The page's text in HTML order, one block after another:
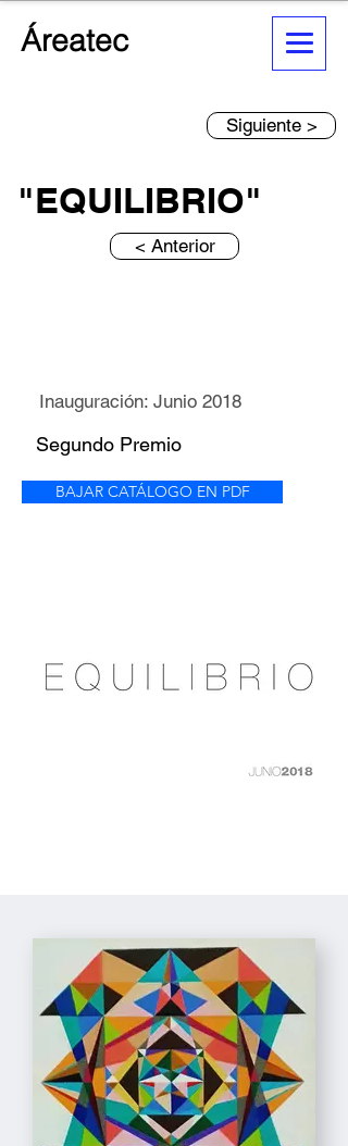
Áreatec
Siguiente >
"EQUILIBRIO"
< Anterior
Inauguración: Junio 2018
Segundo Premio
BAJAR CATÁLOGO EN PDF